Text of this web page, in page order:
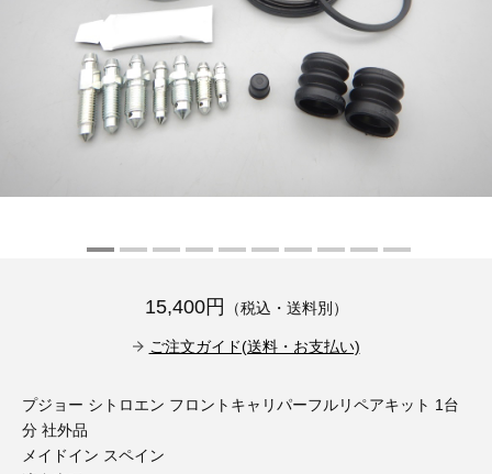
その他（9）
古い車両用診断テスター（10）
バイク用診断テスター（7）
その他（20）
イギリス車（23）
アメリカ車（15）
スウェーデン車（20）
ホイールロック取り外しツール（6）
ロシア（8）
ブレーキキャリパーリペアキット（368）
ライト関連（6）
その他（12）
15,400円 （税込・送料別）
ご注文ガイド(送料・お支払い)
プジョー シトロエン フロントキャリパーフルリペアキット 1台
分 社外品
メイドイン スペイン